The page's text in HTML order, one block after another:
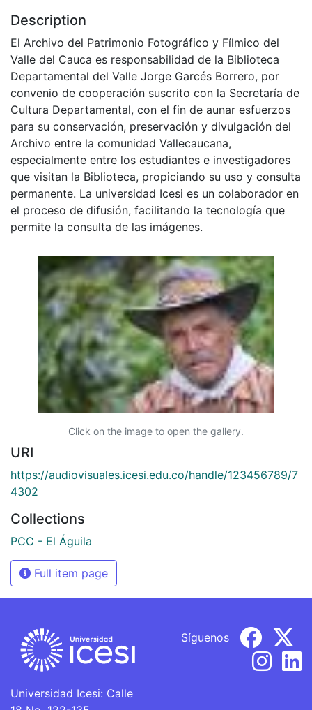
Description
El Archivo del Patrimonio Fotográfico y Fílmico del
Valle del Cauca es responsabilidad de la Biblioteca
Departamental del Valle Jorge Garcés Borrero, por
convenio de cooperación suscrito con la Secretaría de
Cultura Departamental, con el fin de aunar esfuerzos
para su conservación, preservación y divulgación del
Archivo entre la comunidad Vallecaucana,
especialmente entre los estudiantes e investigadores
que visitan la Biblioteca, propiciando su uso y consulta
permanente. La universidad Icesi es un colaborador en
el proceso de difusión, facilitando la tecnología que
permite la consulta de las imágenes.
Click on the image to open the gallery.
URI
https://audiovisuales.icesi.edu.co/handle/123456789/7
4302
Collections
PCC - El Águila
Full item page
Universidad Icesi: Calle
Síguenos